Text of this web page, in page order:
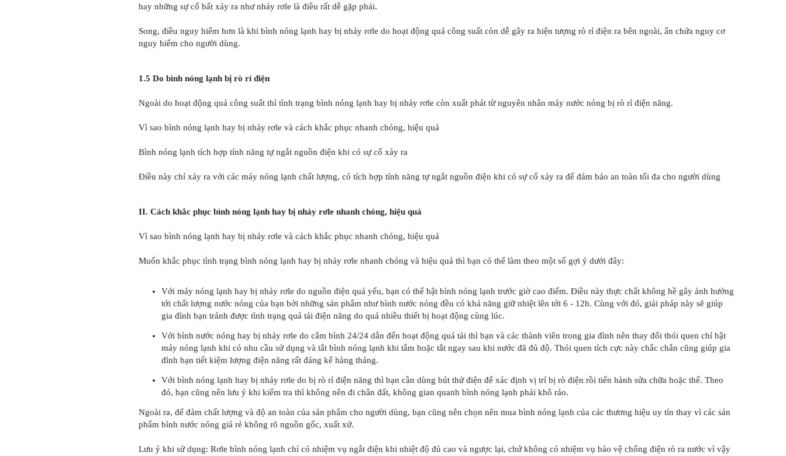
hay những sự cố bất xảy ra như nhảy rơle là điều rất dễ gặp phải.
Song, điều nguy hiểm hơn là khi bình nóng lạnh hay bị nhảy rơle do hoạt động quá công suất còn dễ gây ra hiện tượng rò rỉ điện ra bên ngoài, ẩn chứa nguy cơ
nguy hiểm cho người dùng.
1.5 Do bình nóng lạnh bị rò rỉ điện
Ngoài do hoạt động quá công suất thì tình trạng bình nóng lạnh hay bị nhảy rơle còn xuất phát từ nguyên nhân máy nước nóng bị rò rỉ điện năng.
Vì sao bình nóng lạnh hay bị nhảy rơle và cách khắc phục nhanh chóng, hiệu quả
Bình nóng lạnh tích hợp tính năng tự ngắt nguồn điện khi có sự cố xảy ra
Điều này chỉ xảy ra với các máy nóng lạnh chất lượng, có tích hợp tính năng tự ngắt nguồn điện khi có sự cố xảy ra để đảm bảo an toàn tối đa cho người dùng
II. Cách khắc phục bình nóng lạnh hay bị nhảy rơle nhanh chóng, hiệu quả
Vì sao bình nóng lạnh hay bị nhảy rơle và cách khắc phục nhanh chóng, hiệu quả
Muốn khắc phục tình trạng bình nóng lạnh hay bị nhảy rơle nhanh chóng và hiệu quả thì bạn có thể làm theo một số gợi ý dưới đây:
Với máy nóng lạnh hay bị nhảy rơle do nguồn điện quá yếu, bạn có thể bật bình nóng lạnh trước giờ cao điểm. Điều này thực chất không hề gây ảnh hưởng
tới chất lượng nước nóng của bạn bởi những sản phẩm như bình nước nóng đều có khả năng giữ nhiệt lên tới 6 - 12h. Cùng với đó, giải pháp này sẽ giúp
gia đình bạn tránh được tình trạng quá tải điện năng do quá nhiều thiết bị hoạt động cùng lúc.
Với bình nước nóng hay bị nhảy rơle do cắm bình 24/24 dẫn đến hoạt động quá tải thì bạn và các thành viên trong gia đình nên thay đổi thói quen chỉ bật
máy nóng lạnh khi có nhu cầu sử dụng và tắt bình nóng lạnh khi tắm hoặc tắt ngay sau khi nước đã đủ độ. Thói quen tích cực này chắc chắn cũng giúp gia
đình bạn tiết kiệm lượng điện năng rất đáng kể hàng tháng.
Với bình nóng lạnh hay bị nhảy rơle do bị rò rỉ điện năng thì bạn cần dùng bút thử điện để xác định vị trí bị rò điện rồi tiến hành sửa chữa hoặc thế. Theo
đó, bạn cũng nên lưu ý khi kiểm tra thì không nên đi chân đất, không gian quanh bình nóng lạnh phải khô ráo.
Ngoài ra, để đảm chất lượng và độ an toàn của sản phẩm cho người dùng, bạn cũng nên chọn nên mua bình nóng lạnh của các thương hiệu uy tín thay vì các sản
phẩm bình nước nóng giá rẻ không rõ nguồn gốc, xuất xứ.
Lưu ý khi sử dụng: Rơle bình nóng lạnh chỉ có nhiệm vụ ngắt điện khi nhiệt độ đủ cao và ngược lại, chứ không có nhiệm vụ bảo vệ chống điện rò ra nước vì vậy